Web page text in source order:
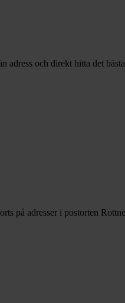
och direkt hitta det
på adresser i postorten